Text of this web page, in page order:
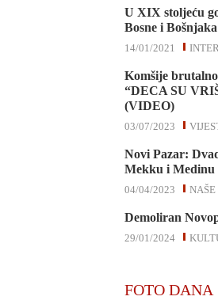
U XIX stoljeću
Bosne i Bošnjaka
14/01/2021
Komšije
“DECA SU
(VIDEO)
03/07/2023
Novi Pazar:
Mekku i Medinu
NAŠE
04/04/2023
Demoliran
29/01/2024
FOTO DANA